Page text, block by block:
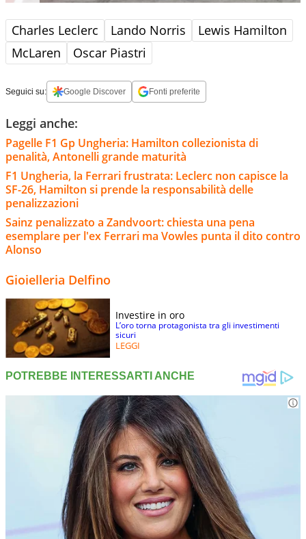
Charles Leclerc Lando Norris
Lewis Hamilton
McLaren
Oscar Piastri
Seguici su: Google Discover Fonti preferite
Leggi anche:
Pagelle F1 Gp Ungheria: Hamilton collezionista di
penalità, Antonelli grande maturità
F1 Ungheria, la Ferrari frustrata: Leclerc non capisce la
SF-26, Hamilton si prende la responsabilità delle
penalizzazioni
Sainz penalizzato a Zandvoort: chiesta una pena
esemplare per l'ex Ferrari ma Vowles punta il dito contro
Alonso
Gioielleria Delfino
Investire in oro
L’oro torna protagonista tra gli investimenti
sicuri
LEGGI